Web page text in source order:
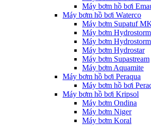
Máy bơm hồ bơi
Máy bơm hồ bơi Waterco
Máy bơm Supatuf
Máy bơm Hydrostorm
Máy bơm
Máy bơm Hydrostar
Máy bơm Supastream
Máy bơm Aquamite
Máy bơm hồ bơi Peraqua
Máy bơm hồ bơi
Máy bơm hồ bơi Kripsol
Máy bơm Ondina
Máy bơm Niger
Máy bơm Koral